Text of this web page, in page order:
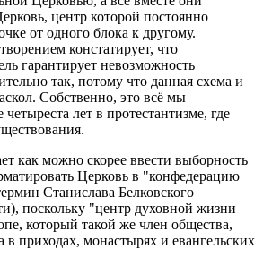
центр которой постоянно
от одного блока к другому.
констатирует, что
гарантирует невозможность
так, потому что данная схема и
Собственно, это всё мы
лет в протестантизме, где
как можно скорее ввести выборность
Церковь в "конфедерацию
Станислава Белковского
поскольку "центр духовной жизни
который такой же член общества,
приходах, монастырях и евангельских